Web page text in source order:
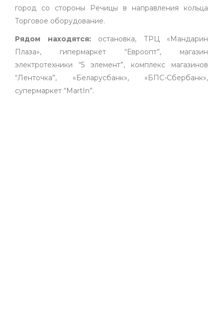
город со стороны Речицы в направления кольца
Торговое оборудование.
Рядом находятся:остановка, ТРЦ «Мандарин
Плаза», гипермаркет “Евроопт”, магазин
электротехники “5 элемент”, комплекс магазинов
“Ленточка”, «Беларусбанк», «БПС-Сбербанк»,
супермаркет “MartIn”.